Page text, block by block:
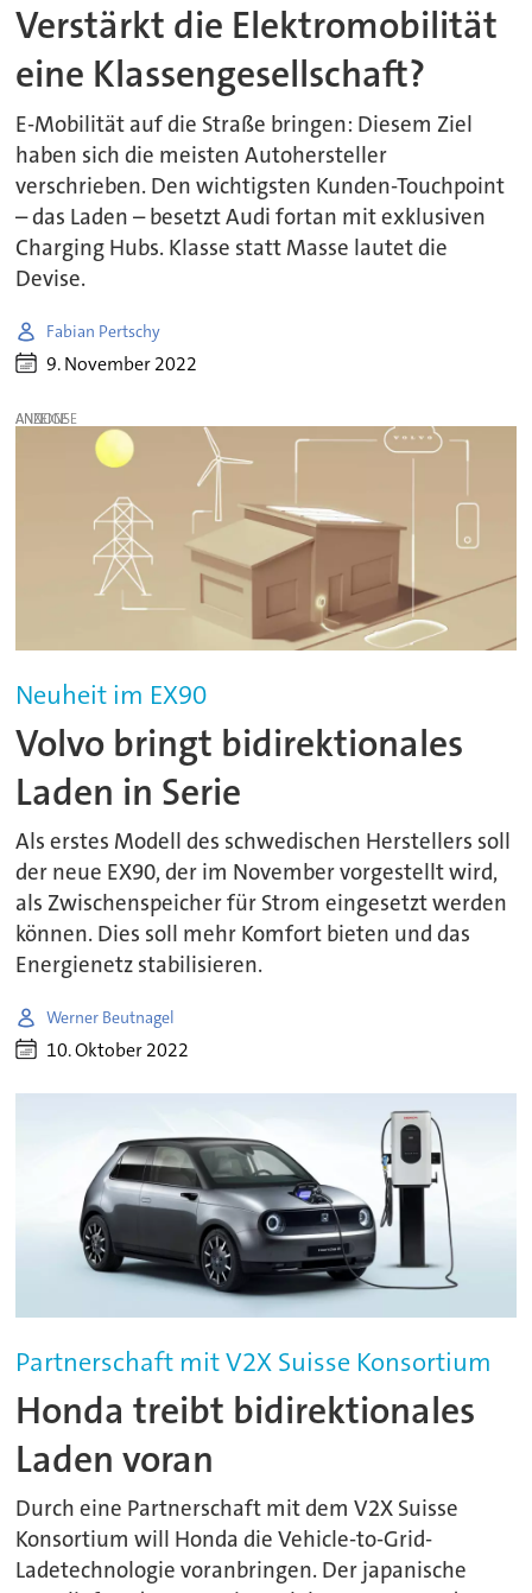
Verstärkt die Elektromobilität
eine Klassengesellschaft?
E-Mobilität auf die Straße bringen: Diesem Ziel
haben sich die meisten Autohersteller
verschrieben. Den wichtigsten Kunden-Touchpoint
– das Laden – besetzt Audi fortan mit exklusiven
Charging Hubs. Klasse statt Masse lautet die
Devise.
Fabian Pertschy
9. November 2022
ANZEIGE
Neuheit im EX90
Volvo bringt bidirektionales
Laden in Serie
Als erstes Modell des schwedischen Herstellers soll
der neue EX90, der im November vorgestellt wird,
als Zwischenspeicher für Strom eingesetzt werden
können. Dies soll mehr Komfort bieten und das
Energienetz stabilisieren.
Werner Beutnagel
10. Oktober 2022
Partnerschaft mit V2X Suisse Konsortium
Honda treibt bidirektionales
Laden voran
Durch eine Partnerschaft mit dem V2X Suisse
Konsortium will Honda die Vehicle-to-Grid-
Ladetechnologie voranbringen. Der japanische